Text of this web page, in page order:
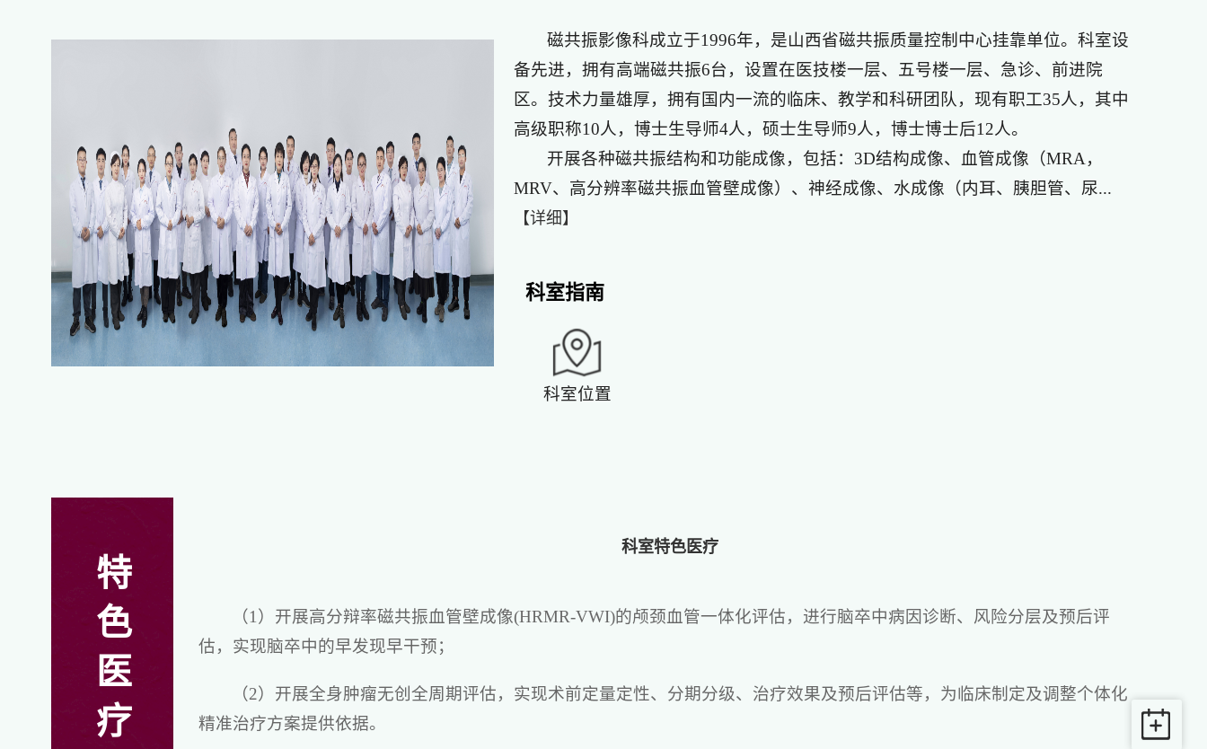
磁共振影像科成立于1996年，是山西省磁共振质量控制中心挂靠单位。科室设
备先进，拥有高端磁共振6台，设置在医技楼一层、五号楼一层、急诊、前进院
区。技术力量雄厚，拥有国内一流的临床、教学和科研团队，现有职工35人，其中
高级职称10人，博士生导师4人，硕士生导师9人，博士博士后12人。
开展各种磁共振结构和功能成像，包括：3D结构成像、血管成像（MRA，
MRV、高分辨率磁共振血管壁成像）、神经成像、水成像（内耳、胰胆管、尿...
【详细】
科室指南
科室位置
特
色
医
疗
科室特色医疗
（1）开展高分辩率磁共振血管壁成像(HRMR-VWI)的颅颈血管一体化评估，进行脑卒中病因诊断、风险分层及预后评
估，实现脑卒中的早发现早干预；
（2）开展全身肿瘤无创全周期评估，实现术前定量定性、分期分级、治疗效果及预后评估等，为临床制定及调整个体化
精准治疗方案提供依据。